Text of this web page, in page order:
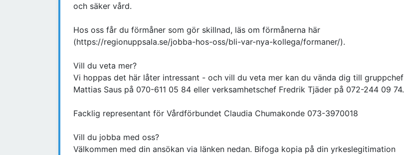
och säker vård.
Hos oss får du förmåner som gör skillnad, läs om förmånerna här
(https://regionuppsala.se/jobba-hos-oss/bli-var-nya-kollega/formaner/).
Vill du veta mer?
Vi hoppas det här låter intressant - och vill du veta mer kan du vända dig till gruppchef
Mattias Saus på 070-611 05 84 eller verksamhetschef Fredrik Tjäder på 072-244 09 74.
Facklig representant för Vårdförbundet Claudia Chumakonde 073-3970018
Vill du jobba med oss?
Välkommen med din ansökan via länken nedan. Bifoga kopia på din yrkeslegitimation